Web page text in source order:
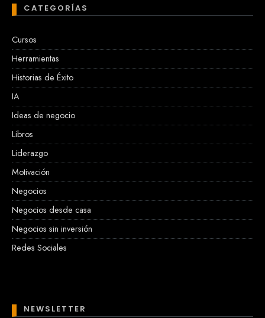
CATEGORÍAS
Cursos
Herramientas
Historias de Éxito
IA
Ideas de negocio
Libros
Liderazgo
Motivación
Negocios
Negocios desde casa
Negocios sin inversión
Redes Sociales
NEWSLETTER